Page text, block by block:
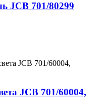
JCB 701/80299
JCB 701/60004,